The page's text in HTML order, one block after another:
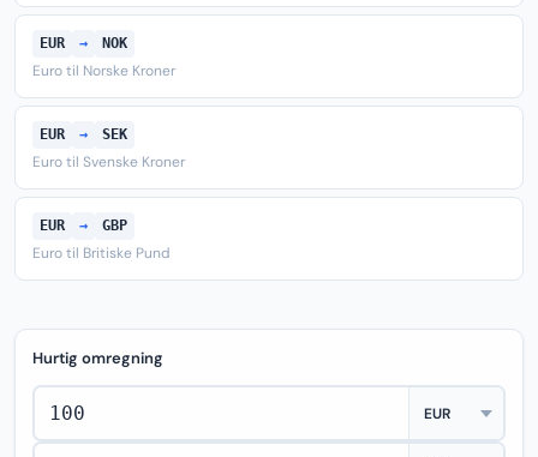
EUR → NOK
Euro til Norske Kroner
EUR → SEK
Euro til Svenske Kroner
EUR → GBP
Euro til Britiske Pund
Hurtig omregning